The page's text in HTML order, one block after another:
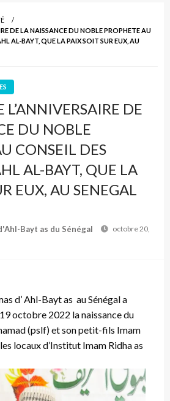
DE LA NAISSANCE DU NOBLE PROPHETE AU
AL-BAYT, QUE LA PAIX SOIT SUR EUX, AU
L’ANNIVERSAIRE DE
DU NOBLE
CONSEIL DES
AL-BAYT, QUE LA
EUX, AU SENEGAL
Bayt as du Sénégal
octobre 20,
d’ Ahl-Bayt as au Sénégal a
octobre 2022 la naissance du
(pslf) et son petit-fils Imam
locaux d’Institut Imam Ridha as